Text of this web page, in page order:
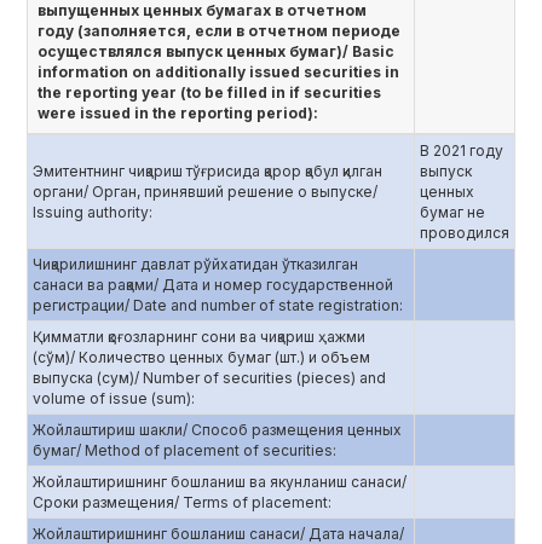
выпущенных ценных бумагах в отчетном
году (заполняется, если в отчетном периоде
осуществлялся выпуск ценных бумаг)/ Basic
information on additionally issued securities in
the reporting year (to be filled in if securities
were issued in the reporting period):
Эмитентнинг чиқариш тўғрисида қарор қабул қилган
органи/ Орган, принявший решение о выпуске/
Issuing authority:
В 2021 году
выпуск
ценных
бумаг не
проводился
Чиқарилишнинг давлат рўйхатидан ўтказилган
санаси ва рақами/ Дата и номер государственной
регистрации/ Date and number of state registration:
Қимматли қоғозларнинг сони ва чиқариш ҳажми
(сўм)/ Количество ценных бумаг (шт.) и объем
выпуска (сум)/ Number of securities (pieces) and
volume of issue (sum):
Жойлаштириш шакли/ Способ размещения ценных
бумаг/ Method of placement of securities:
Жойлаштиришнинг бошланиш ва якунланиш санаси/
Сроки размещения/ Terms of placement:
Жойлаштиришнинг бошланиш санаси/ Дата начала/